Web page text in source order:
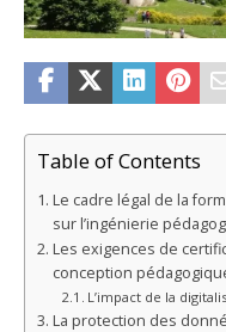
Table of Contents
Le cadre légal de la
sur l’ingénierie
Les exigences de
conception
L’impact de la
La protection des